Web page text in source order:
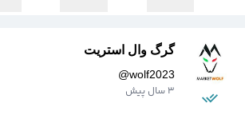
گرگ وال استریت
@wolf2023
3 سال پیش